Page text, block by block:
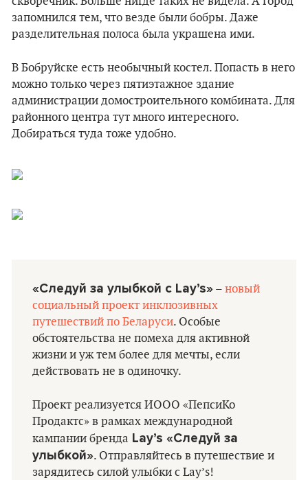
запомнился тем, что везде были бобры. Даже
разделительная полоса была украшена ими.
В Бобруйске есть необычный костел. Попасть в него
можно только через пятиэтажное здание
администрации домостроительного комбината. Для
районного центра тут много интересного.
Добираться туда тоже удобно.
«Следуй за улыбкой с Lay’s» – новый
социальный проект инклюзивных
путешествий по Беларуси. Особые
обстоятельства не помеха для активной
жизни и уж тем более для мечты, если
действовать не в одиночку.
Проект реализуется ИООО «ПепсиКо
Продактс» в рамках международной
кампании бренда Lay’s «Следуй за
улыбкой». Отправляйтесь в путешествие и
зарядитесь силой улыбки с Lay’s!